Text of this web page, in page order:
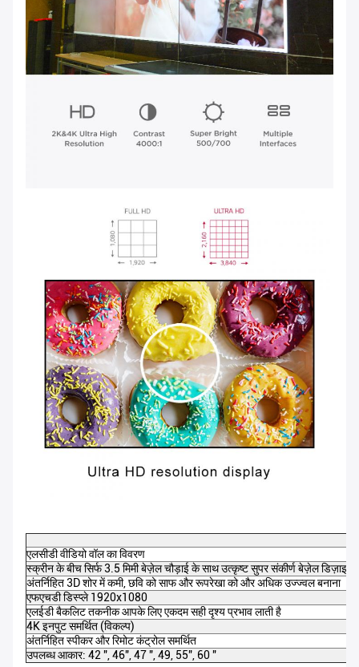
एलसीडी वीडियो वॉल का विवरण
स्क्रीन के बीच सिर्फ 3.5 मिमी बेज़ेल चौड़ाई के साथ उत्कृष्ट सुपर संकीर्ण बेज़ेल डिज़ाइन
अंतर्निहित 3D शोर में कमी, छवि को साफ और रूपरेखा को और अधिक उज्ज्वल बनाना
एफएचडी डिस्प्ले 1920x1080
एलईडी बैकलिट तकनीक आपके लिए एकदम सही दृश्य प्रभाव लाती है
4K इनपुट समर्थित (विकल्प)
अंतर्निहित स्पीकर और रिमोट कंट्रोल समर्थित
उपलब्ध आकार: 42 ", 46", 47 ", 49, 55", 60 "